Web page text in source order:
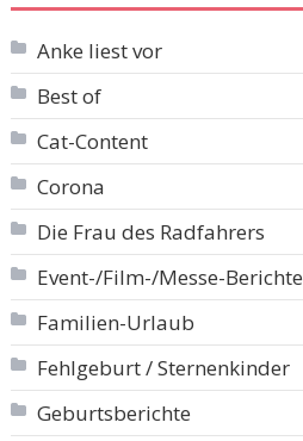
Anke liest vor
Best of
Cat-Content
Corona
Die Frau des Radfahrers
Event-/Film-/Messe-Berichte
Familien-Urlaub
Fehlgeburt / Sternenkinder
Geburtsberichte